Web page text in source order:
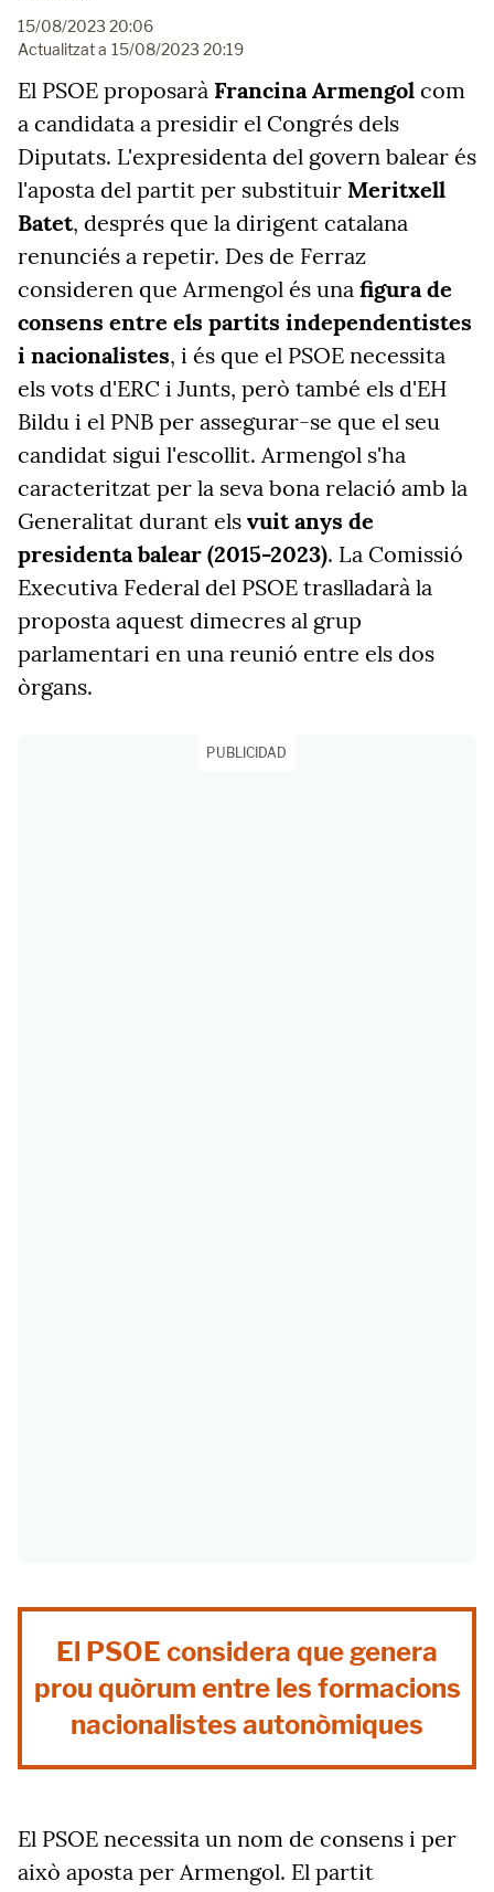
15/08/2023 20:06
Actualitzat a 15/08/2023 20:19
El PSOE proposarà Francina Armengol com
a candidata a presidir el Congrés dels
Diputats. L'expresidenta del govern balear és
l'aposta del partit per substituir Meritxell
Batet, després que la dirigent catalana
renunciés a repetir. Des de Ferraz
consideren que Armengol és una figura de
consens entre els partits independentistes
i nacionalistes, i és que el PSOE necessita
els vots d'ERC i Junts, però també els d'EH
Bildu i el PNB per assegurar-se que el seu
candidat sigui l'escollit. Armengol s'ha
caracteritzat per la seva bona relació amb la
Generalitat durant els vuit anys de
presidenta balear (2015-2023). La Comissió
Executiva Federal del PSOE traslladarà la
proposta aquest dimecres al grup
parlamentari en una reunió entre els dos
òrgans.
PUBLICIDAD
El PSOE considera que genera
prou quòrum entre les formacions
nacionalistes autonòmiques
El PSOE necessita un nom de consens i per
això aposta per Armengol. El partit